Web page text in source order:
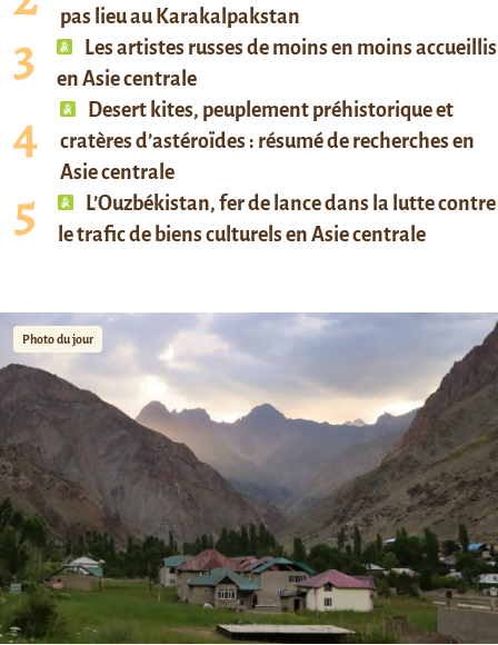
pas lieu au Karakalpakstan
Les artistes russes de moins en moins accueillis
en Asie centrale
Desert kites, peuplement préhistorique et
cratères d’astéroïdes : résumé de recherches en
Asie centrale
L’Ouzbékistan, fer de lance dans la lutte contre
le trafic de biens culturels en Asie centrale
Photo du jour